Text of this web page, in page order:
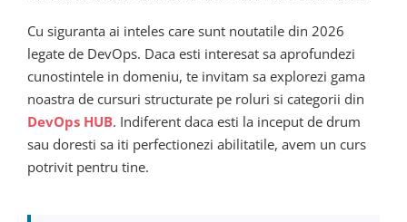
Cu siguranta ai inteles care sunt noutatile din 2026
legate de DevOps. Daca esti interesat sa aprofundezi
cunostintele in domeniu, te invitam sa explorezi gama
noastra de cursuri structurate pe roluri si categorii din
DevOps HUB. Indiferent daca esti la inceput de drum
sau doresti sa iti perfectionezi abilitatile, avem un curs
potrivit pentru tine.